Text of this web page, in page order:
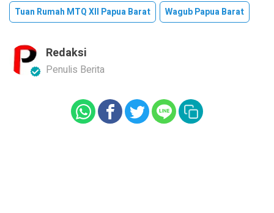
Tuan Rumah MTQ XII Papua Barat
Wagub Papua Barat
Redaksi
Penulis Berita